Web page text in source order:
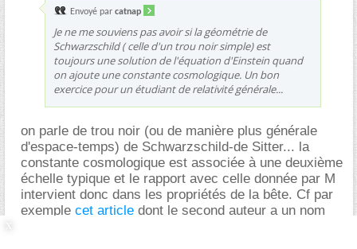
Envoyé par catnap
Je ne me souviens pas avoir si la géométrie de
Schwarzschild ( celle d'un trou noir simple) est
toujours une solution de l'équation d'Einstein quand
on ajoute une constante cosmologique. Un bon
exercice pour un étudiant de relativité générale...
on parle de trou noir (ou de manière plus générale
d'espace-temps) de Schwarzschild-de Sitter... la
constante cosmologique est associée à une deuxième
échelle typique et le rapport avec celle donnée par M
intervient donc dans les propriétés de la bête. Cf par
exemple cet article dont le second auteur a un nom